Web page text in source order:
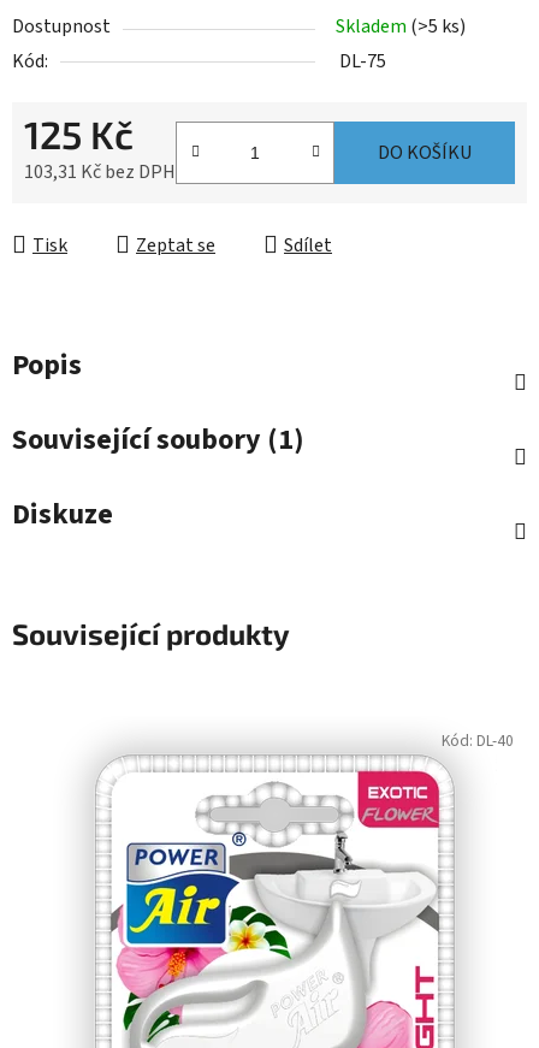
Dostupnost Skladem (>5 ks)
Kód:
DL-75
125 Kč
103,31 Kč bez DPH
DO KOŠÍKU
Tisk Zeptat se Sdílet
Popis
Související soubory (1)
Diskuze
Související produkty
Kód: DL-40